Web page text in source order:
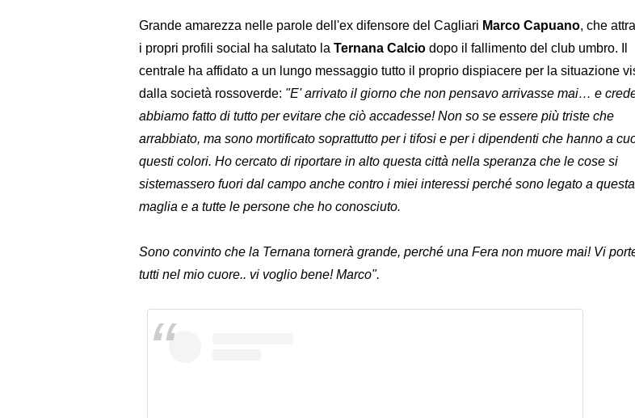
Grande amarezza nelle parole dell'ex difensore del Cagliari Marco Capuano, che
i propri profili social ha salutato la Ternana Calcio dopo il fallimento del club umbro. Il
centrale ha affidato a un lungo messaggio tutto il proprio dispiacere per la situazione
dalla società rossoverde: "E' arrivato il giorno che non pensavo arrivasse mai… e
abbiamo fatto di tutto per evitare che ciò accadesse! Non so se essere più triste che
arrabbiato, ma sono mortificato soprattutto per i tifosi e per i dipendenti che hanno a
questi colori. Ho cercato di riportare in alto questa città nella speranza che le cose si
sistemassero fuori dal campo anche contro i miei interessi perché sono legato a questa
maglia e a tutte le persone che ho conosciuto.
Sono convinto che la Ternana tornerà grande, perché una Fera non muore mai! Vi
tutti nel mio cuore.. vi voglio bene! Marco".